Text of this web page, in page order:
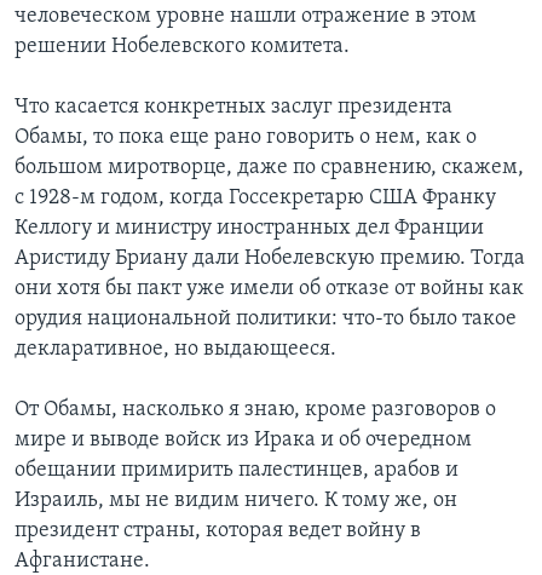
человеческом уровне нашли отражение в этом
решении Нобелевского комитета.
Что касается конкретных заслуг президента
Обамы, то пока еще рано говорить о нем, как о
большом миротворце, даже по сравнению, скажем,
с 1928-м годом, когда Госсекретарю США Франку
Келлогу и министру иностранных дел Франции
Аристиду Бриану дали Нобелевскую премию. Тогда
они хотя бы пакт уже имели об отказе от войны как
орудия национальной политики: что-то было такое
декларативное, но выдающееся.
От Обамы, насколько я знаю, кроме разговоров о
мире и выводе войск из Ирака и об очередном
обещании примирить палестинцев, арабов и
Израиль, мы не видим ничего. К тому же, он
президент страны, которая ведет войну в
Афганистане.